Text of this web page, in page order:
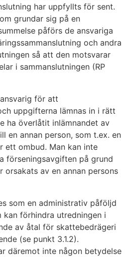
har uppfyllts för sent.
grundar sig på en
påförs de ansvariga
och andra
så att den motsvarar
i sammanslutningen (RP
för att
uppgifterna lämnas in i rätt
ha överlåtit inlämnandet av
en annan person, som t.ex. en
ett ombud. Man kan inte
förseningsavgiften på grund
orsakats av en annan persons
som en administrativ påföljd
förhindra utredningen i
av åtal för skattebedrägeri
(se punkt 3.1.2).
däremot inte någon betydelse